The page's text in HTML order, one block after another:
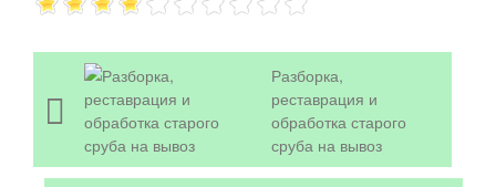
Разборка,
реставрация и
обработка старого
сруба на вывоз